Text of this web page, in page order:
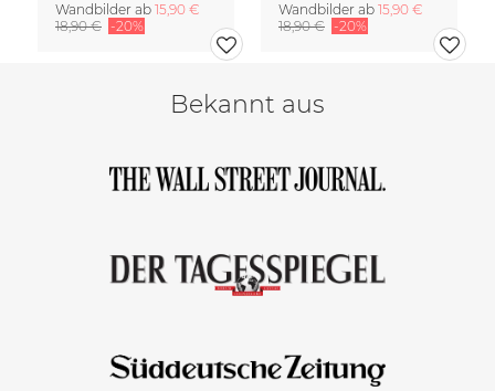
Wandbilder ab 15,90 €
18,90 € -20%
Wandbilder ab 15,90 €
18,90 € -20%
Bekannt aus